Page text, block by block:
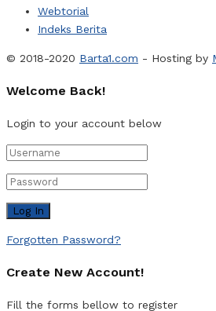
Webtorial
Indeks Berita
© 2018-2020 Barta1.com - Hosting by
Welcome Back!
Login to your account below
Forgotten Password?
Create New Account!
Fill the forms bellow to register